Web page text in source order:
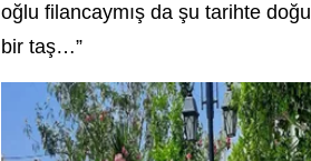
oğlu filancaymış da şu tarihte
bir taş…”